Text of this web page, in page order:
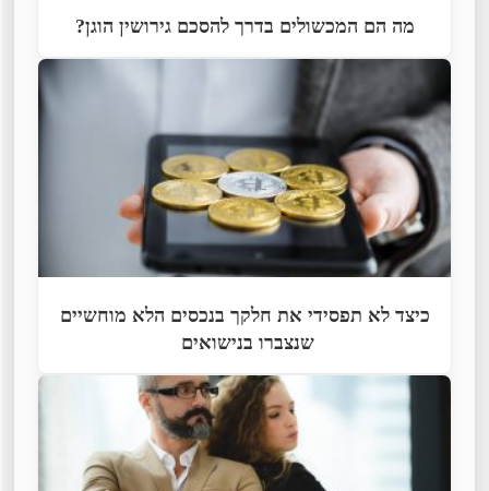
מה הם המכשולים בדרך להסכם גירושין הוגן?
כיצד לא תפסידי את חלקך בנכסים הלא מוחשיים
שנצברו בנישואים